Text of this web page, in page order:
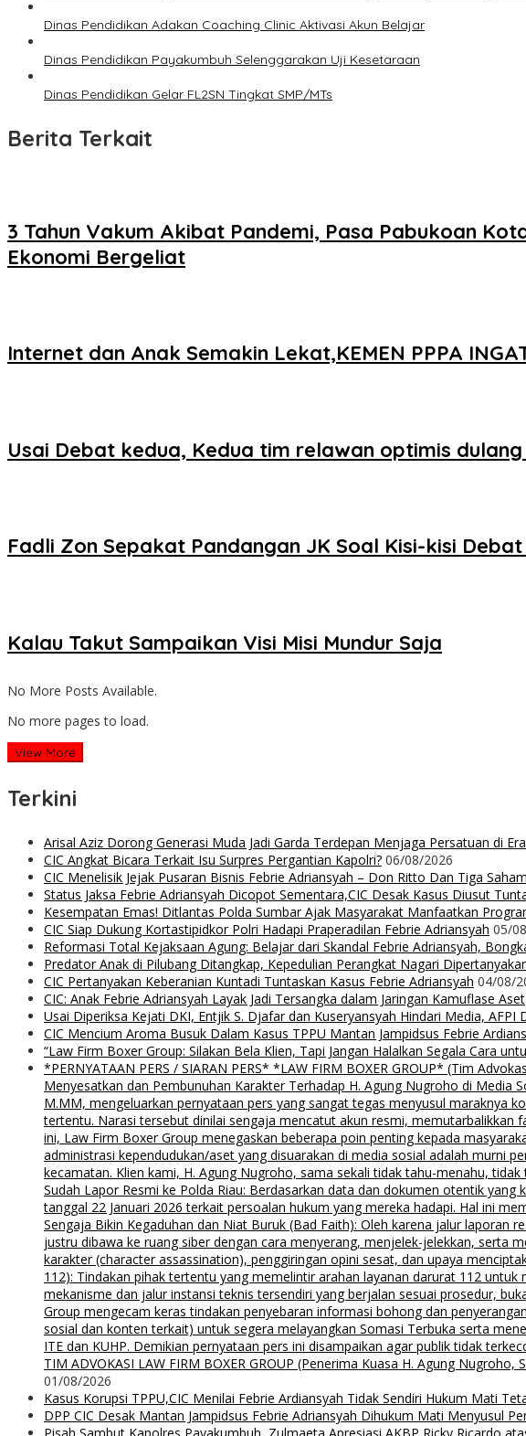
Dinas Pendidikan Adakan Coaching Clinic Aktivasi Akun Belajar
Dinas Pendidikan Payakumbuh Selenggarakan Uji Kesetaraan
Dinas Pendidikan Gelar FL2SN Tingkat SMP/MTs
Berita Terkait
3 Tahun Vakum Akibat Pandemi, Pasa Pabukoan
Ekonomi Bergeliat
Internet dan Anak Semakin Lekat,KEMEN PPPA
Usai Debat kedua, Kedua tim relawan optimis
Fadli Zon Sepakat Pandangan JK Soal Kisi-kisi
Kalau Takut Sampaikan Visi Misi Mundur Saja
No More Posts Available.
No more pages to load.
View More
Terkini
Arisal Aziz Dorong Generasi Muda Jadi Garda Terdepan Menjaga Persatuan di
CIC Angkat Bicara Terkait Isu Surpres Pergantian Kapolri? 06/08/2026
CIC Menelisik Jejak Pusaran Bisnis Febrie Adriansyah – Don Ritto Dan Tiga
Status Jaksa Febrie Adriansyah Dicopot Sementara,CIC Desak Kasus Diusut
Kesempatan Emas! Ditlantas Polda Sumbar Ajak Masyarakat Manfaatkan
CIC Siap Dukung Kortastipidkor Polri Hadapi Praperadilan Febrie Adriansyah 05/
Reformasi Total Kejaksaan Agung: Belajar dari Skandal Febrie Adriansyah,
Predator Anak di Pilubang Ditangkap, Kepedulian Perangkat Nagari
CIC Pertanyakan Keberanian Kuntadi Tuntaskan Kasus Febrie Adriansyah 04/08/
CIC: Anak Febrie Adriansyah Layak Jadi Tersangka dalam Jaringan Kamuflase Aset
Usai Diperiksa Kejati DKI, Entjik S. Djafar dan Kuseryansyah Hindari Media, AFPI
CIC Mencium Aroma Busuk Dalam Kasus TPPU Mantan Jampidsus Febrie
“Law Firm Boxer Group: Silakan Bela Klien, Tapi Jangan Halalkan Segala Cara
*PERNYATAAN PERS / SIARAN PERS* *LAW FIRM BOXER GROUP* (Tim
Menyesatkan dan Pembunuhan Karakter Terhadap H. Agung Nugroho di Media
M.MM, mengeluarkan pernyataan pers yang sangat tegas menyusul maraknya
tertentu. Narasi tersebut dinilai sengaja mencatut akun resmi,
ini, Law Firm Boxer Group menegaskan beberapa poin penting kepada
administrasi kependudukan/aset yang disuarakan di media sosial adalah murni
kecamatan. Klien kami, H. Agung Nugroho, sama sekali tidak tahu-menahu,
Sudah Lapor Resmi ke Polda Riau: Berdasarkan data dan dokumen otentik
tanggal 22 Januari 2026 terkait persoalan hukum yang mereka hadapi. Hal ini
Sengaja Bikin Kegaduhan dan Niat Buruk (Bad Faith): Oleh karena jalur
justru dibawa ke ruang siber dengan cara menyerang, menjelek-jelekkan, serta
karakter (character assassination), penggiringan opini sesat, dan upaya
112): Tindakan pihak tertentu yang memelintir arahan layanan darurat 112
mekanisme dan jalur instansi teknis tersendiri yang berjalan sesuai prosedur,
Group mengecam keras tindakan penyebaran informasi bohong dan
sosial dan konten terkait) untuk segera melayangkan Somasi Terbuka serta
ITE dan KUHP. Demikian pernyataan pers ini disampaikan agar publik tidak
TIM ADVOKASI LAW FIRM BOXER GROUP (Penerima Kuasa H. Agung
01/08/2026
Kasus Korupsi TPPU,CIC Menilai Febrie Ardiansyah Tidak Sendiri Hukum Mati
DPP CIC Desak Mantan Jampidsus Febrie Adriansyah Dihukum Mati Menyusul